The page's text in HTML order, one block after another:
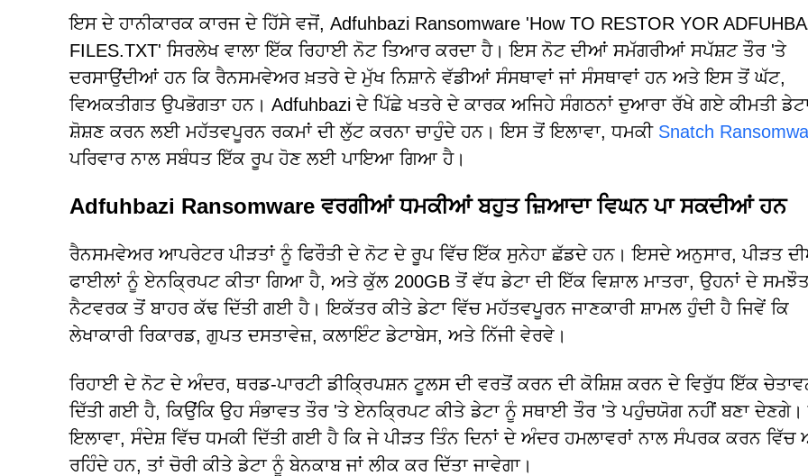
ਇਸ ਦੇ ਹਾਨੀਕਾਰਕ ਕਾਰਜ ਦੇ ਹਿੱਸੇ ਵਜੋਂ, Adfuhbazi Ransomware 'How TO RESTOR YOR
FILES.TXT' ਸਿਰਲੇਖ ਵਾਲਾ ਇੱਕ ਰਿਹਾਈ ਨੋਟ ਤਿਆਰ ਕਰਦਾ ਹੈ। ਇਸ ਨੋਟ ਦੀਆਂ ਸਮੱਗਰੀਆਂ ਸਪੱਸ਼ਟ ਤੌਰ 'ਤੇ
ਦਰਸਾਉਂਦੀਆਂ ਹਨ ਕਿ ਰੈਨਸਮਵੇਅਰ ਖ਼ਤਰੇ ਦੇ ਮੁੱਖ ਨਿਸ਼ਾਨੇ ਵੱਡੀਆਂ ਸੰਸਥਾਵਾਂ ਜਾਂ ਸੰਸਥਾਵਾਂ ਹਨ ਅਤੇ ਇਸ ਤੋਂ ਘੱਟ,
ਵਿਅਕਤੀਗਤ ਉਪਭੋਗਤਾ ਹਨ। Adfuhbazi ਦੇ ਪਿੱਛੇ ਖਤਰੇ ਦੇ ਕਾਰਕ ਅਜਿਹੇ ਸੰਗਠਨਾਂ ਦੁਆਰਾ ਰੱਖੇ ਗਏ ਕੀਮਤੀ
ਸ਼ੋਸ਼ਣ ਕਰਨ ਲਈ ਮਹੱਤਵਪੂਰਨ ਰਕਮਾਂ ਦੀ ਲੁੱਟ ਕਰਨਾ ਚਾਹੁੰਦੇ ਹਨ। ਇਸ ਤੋਂ ਇਲਾਵਾ, ਧਮਕੀ Snatch
ਪਰਿਵਾਰ ਨਾਲ ਸਬੰਧਤ ਇੱਕ ਰੂਪ ਹੋਣ ਲਈ ਪਾਇਆ ਗਿਆ ਹੈ।
Adfuhbazi Ransomware ਵਰਗੀਆਂ ਧਮਕੀਆਂ ਬਹੁਤ ਜ਼ਿਆਦਾ ਵਿਘਨ ਪਾ ਸਕਦੀਆਂ ਹਨ
ਰੈਨਸਮਵੇਅਰ ਆਪਰੇਟਰ ਪੀੜਤਾਂ ਨੂੰ ਫਿਰੌਤੀ ਦੇ ਨੋਟ ਦੇ ਰੂਪ ਵਿੱਚ ਇੱਕ ਸੁਨੇਹਾ ਛੱਡਦੇ ਹਨ। ਇਸਦੇ ਅਨੁਸਾਰ, ਪੀੜਤ
ਫਾਈਲਾਂ ਨੂੰ ਏਨਕ੍ਰਿਪਟ ਕੀਤਾ ਗਿਆ ਹੈ, ਅਤੇ ਕੁੱਲ 200GB ਤੋਂ ਵੱਧ ਡੇਟਾ ਦੀ ਇੱਕ ਵਿਸ਼ਾਲ ਮਾਤਰਾ, ਉਹਨਾਂ ਦੇ
ਨੈਟਵਰਕ ਤੋਂ ਬਾਹਰ ਕੱਢ ਦਿੱਤੀ ਗਈ ਹੈ। ਇਕੱਤਰ ਕੀਤੇ ਡੇਟਾ ਵਿੱਚ ਮਹੱਤਵਪੂਰਨ ਜਾਣਕਾਰੀ ਸ਼ਾਮਲ ਹੁੰਦੀ ਹੈ ਜਿਵੇਂ ਕਿ
ਲੇਖਾਕਾਰੀ ਰਿਕਾਰਡ, ਗੁਪਤ ਦਸਤਾਵੇਜ਼, ਕਲਾਇੰਟ ਡੇਟਾਬੇਸ, ਅਤੇ ਨਿੱਜੀ ਵੇਰਵੇ।
ਰਿਹਾਈ ਦੇ ਨੋਟ ਦੇ ਅੰਦਰ, ਥਰਡ-ਪਾਰਟੀ ਡੀਕ੍ਰਿਪਸ਼ਨ ਟੂਲਸ ਦੀ ਵਰਤੋਂ ਕਰਨ ਦੀ ਕੋਸ਼ਿਸ਼ ਕਰਨ ਦੇ ਵਿਰੁੱਧ ਇੱਕ
ਦਿੱਤੀ ਗਈ ਹੈ, ਕਿਉਂਕਿ ਉਹ ਸੰਭਾਵਤ ਤੌਰ 'ਤੇ ਏਨਕ੍ਰਿਪਟ ਕੀਤੇ ਡੇਟਾ ਨੂੰ ਸਥਾਈ ਤੌਰ 'ਤੇ ਪਹੁੰਚਯੋਗ ਨਹੀਂ ਬਣਾ
ਇਲਾਵਾ, ਸੰਦੇਸ਼ ਵਿੱਚ ਧਮਕੀ ਦਿੱਤੀ ਗਈ ਹੈ ਕਿ ਜੇ ਪੀੜਤ ਤਿੰਨ ਦਿਨਾਂ ਦੇ ਅੰਦਰ ਹਮਲਾਵਰਾਂ ਨਾਲ ਸੰਪਰਕ ਕਰਨ
ਰਹਿੰਦੇ ਹਨ, ਤਾਂ ਚੋਰੀ ਕੀਤੇ ਡੇਟਾ ਨੂੰ ਬੇਨਕਾਬ ਜਾਂ ਲੀਕ ਕਰ ਦਿੱਤਾ ਜਾਵੇਗਾ।